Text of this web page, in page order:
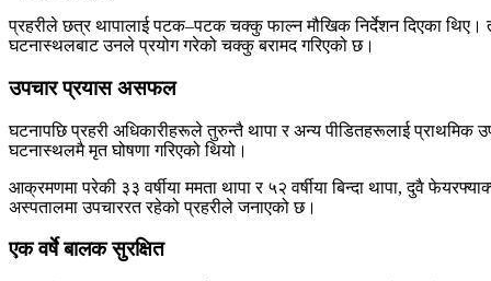
प्रहरीले छत्र थापालाई पटक–पटक चक्कु फाल्न मौखिक निर्देशन दिएका
घटनास्थलबाट उनले प्रयोग गरेको चक्कु बरामद गरिएको छ।
उपचार प्रयास असफल
घटनापछि प्रहरी अधिकारीहरूले तुरुन्तै थापा र अन्य पीडितहरूलाई प्राथमिक
घटनास्थलमै मृत घोषणा गरिएको थियो।
आक्रमणमा परेकी ३३ वर्षीया ममता थापा र ५२ वर्षीया बिन्दा थापा, दुवै
अस्पतालमा उपचाररत रहेको प्रहरीले जनाएको छ।
एक वर्षे बालक सुरक्षित